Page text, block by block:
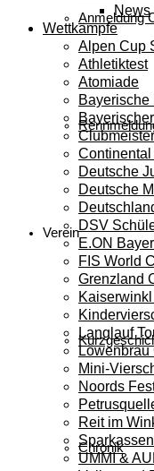
Anmeldung
Verein
Chronik
News
Wettkämpfe
Alpen Cup
Athletiktest
Atomiade
Bayerische
Deutsche
Deutsche
DSV
E.ON
FIS World
Grenzland
Langlauf
Löwenbräu
Mini-
Noords
Reit im
UMMI &